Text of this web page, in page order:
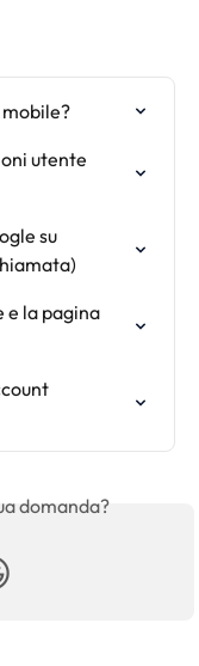
utente
su
e la pagina
domanda?